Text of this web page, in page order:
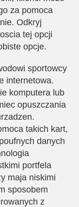
za pomoca
Odkryj
tej opcji
opcje.
sportowcy
internetowa.
komputera lub
opuszczania
takich kart,
danych
portfela
maja niskimi
sposobem
z